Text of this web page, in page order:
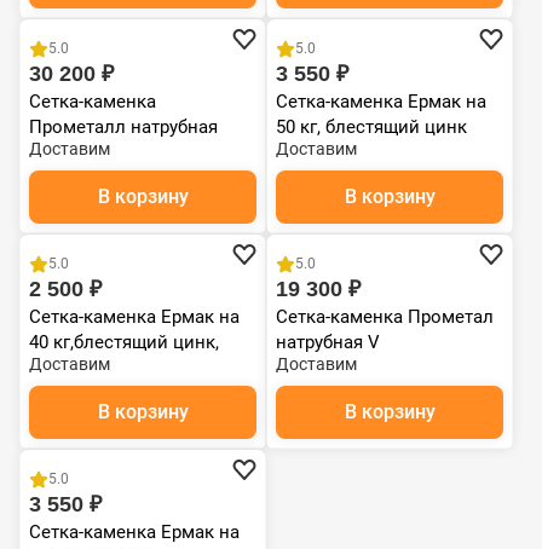
5.0
30 200 ₽
Сетка-каменка
Прометалл натрубная
комбинированная ламель
"Змеевик" наборный
Доставим
В корзину
5.0
3 550 ₽
Сетка-каменка Ермак на
50 кг, блестящий цинк
(серия 16,20)
Доставим
В корзину
5.0
2 500 ₽
Сетка-каменка Ермак на
40 кг,блестящий цинк,
(серия 12)
Доставим
В корзину
5.0
19 300 ₽
Сетка-каменка Прометал
натрубная V
Доставим
В корзину
5.0
3 550 ₽
Сетка-каменка Ермак на